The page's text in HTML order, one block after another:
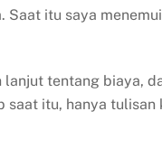
Saat itu saya
tentang biaya,
saat itu, hanya